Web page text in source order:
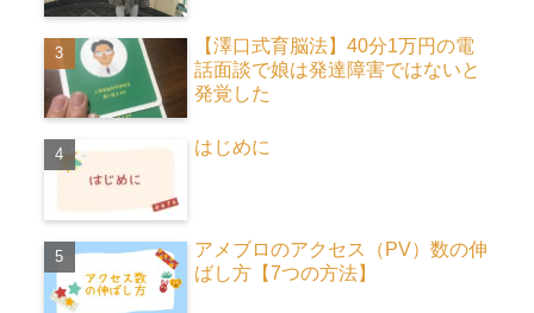
【澤口式育脳法】40分1万円の電
話面談で娘は発達障害ではないと
発覚した
はじめに
アメブロのアクセス（PV）数の伸
ばし方【7つの方法】